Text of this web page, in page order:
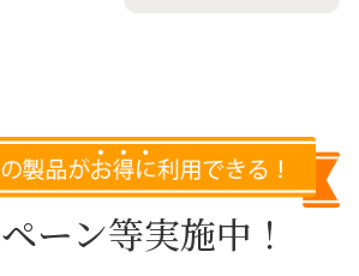
ーン等実施中！